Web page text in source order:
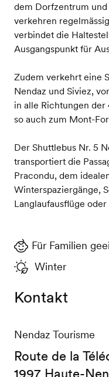
dem Dorfzentrum
verkehren
verbindet die
Ausgangspunkt für
Zudem verkehrt eine
Nendaz und Siviez,
in alle Richtungen
so auch zum Mont-
Der Shuttlebus Nr. 5
transportiert die
Pracondu, dem
Winterspaziergänge,
Langlaufausflüge
Für Familien
Winter
Kontakt
Nendaz Tourisme
Route de la
1997 Haute-